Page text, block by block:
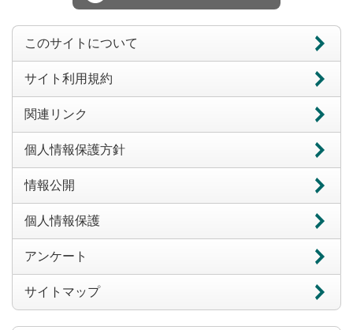
このサイトについて
サイト利用規約
関連リンク
個人情報保護方針
情報公開
個人情報保護
アンケート
サイトマップ